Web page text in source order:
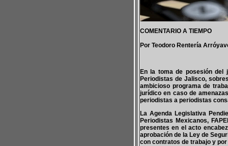
COMENTARIO A TIEMPO
Por Teodoro Rentería
En la toma de posesión del
Periodistas de Jalisco,
ambicioso programa de
jurídico en caso de
periodistas a periodistas
La Agenda Legislativa
Periodistas Mexicanos,
presentes en el acto
aprobación de la Ley de
con contratos de trabajo y